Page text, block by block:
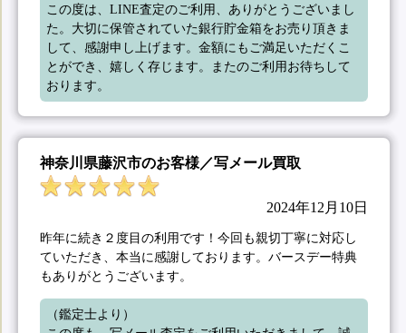
この度は、LINE査定のご利用、ありがとうございまし
た。大切に保管されていた銀行貯金箱をお売り頂きま
して、感謝申し上げます。金額にもご満足いただくこ
とができ、嬉しく存じます。またのご利用お待ちして
おります。
神奈川県藤沢市のお客様／写メール買取
2024年12月10日
昨年に続き２度目の利用です！今回も親切丁寧に対応し
ていただき、本当に感謝しております。バースデー特典
もありがとうございます。
（鑑定士より）